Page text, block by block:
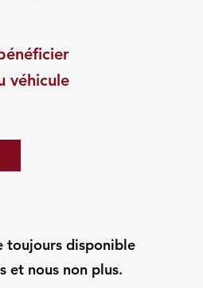
véhicule
toujours disponible
et nous non plus.